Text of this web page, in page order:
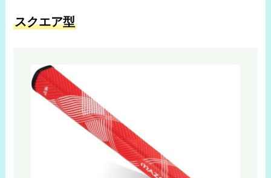
スクエア型